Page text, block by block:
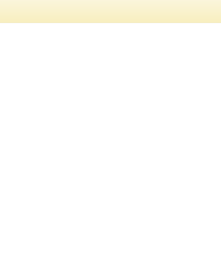
Social
et de
de Soleil"